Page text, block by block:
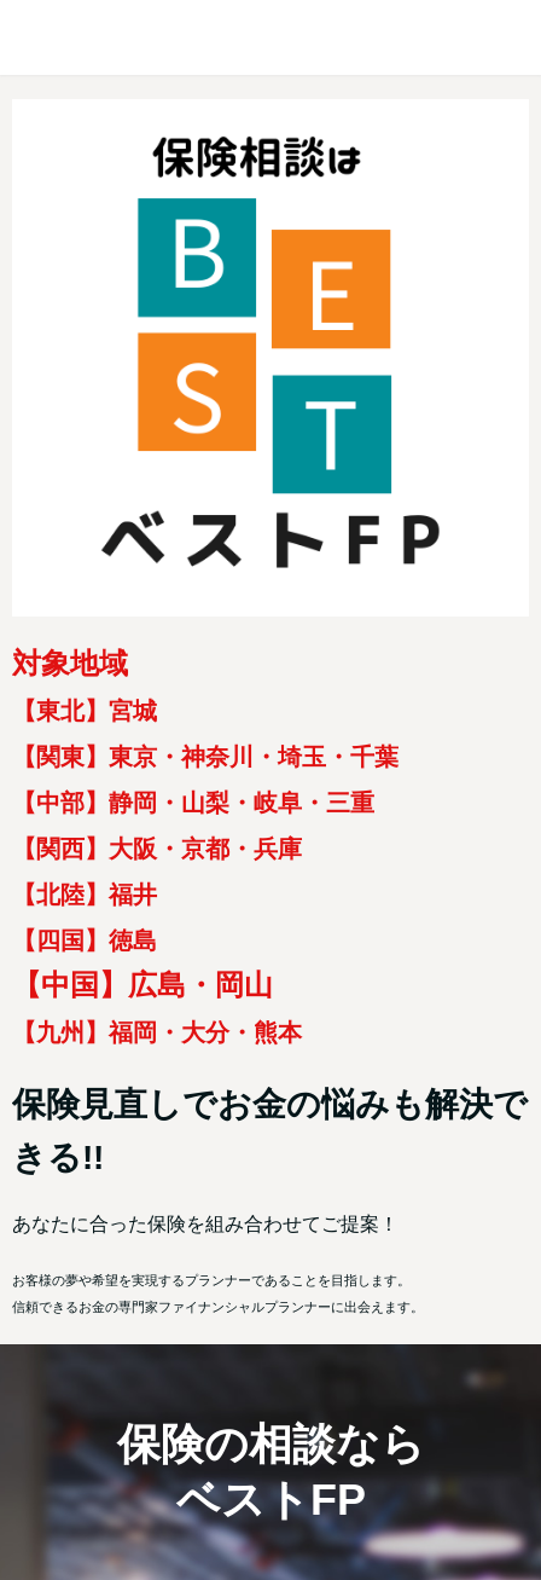
対象地域
【東北】宮城
【関東】東京・神奈川・埼玉・千葉
【中部】静岡・山梨・岐阜・三重
【関西】大阪・京都・兵庫
【北陸】福井
【四国】徳島
【中国】広島・岡山
【九州】福岡・大分・熊本
保険見直しでお金の悩みも解決で
きる!!
あなたに合った保険を組み合わせてご提案！
お客様の夢や希望を実現するプランナーであることを目指します。
信頼できるお金の専門家ファイナンシャルプランナーに出会えます。
保険の相談なら
ベストFP